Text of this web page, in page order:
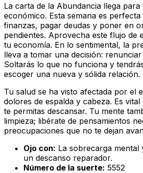
La carta de la Abundancia llega
económico. Esta semana es
finanzas, pagar deudas y poner en
pendientes. Aprovecha este flujo de
tu economía. En lo sentimental, la
lleva a tomar una decisión:
Soltarás lo que no funciona y
escoger una nueva y sólida relación.
Tu salud se ha visto afectada por el
dolores de espalda y cabeza. Es
te permitas descansar. Tu mente
limpieza; libérate de pensamientos
preocupaciones que no te dejan
Ojo con: La sobrecarga mental
un descanso reparador.
Número de la suerte: 5552